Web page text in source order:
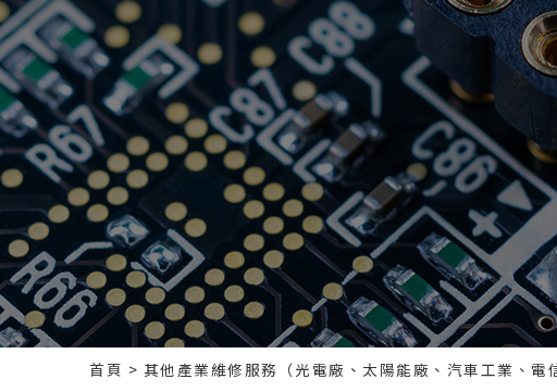
首頁 > 其他產業維修服務（光電廠、太陽能廠、汽車工業、電